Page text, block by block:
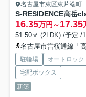
名古屋市東区東片端町
S-RESIDENCE高岳
16.35万円～17.35
51.50㎡ (2LDK) /予定 /
名古屋市営桜通線「
駐輪場 オートロック
宅配ボックス
新築